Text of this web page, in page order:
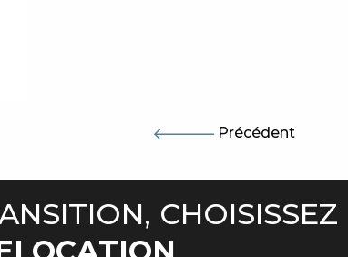
Précédent
CHOISISSEZ